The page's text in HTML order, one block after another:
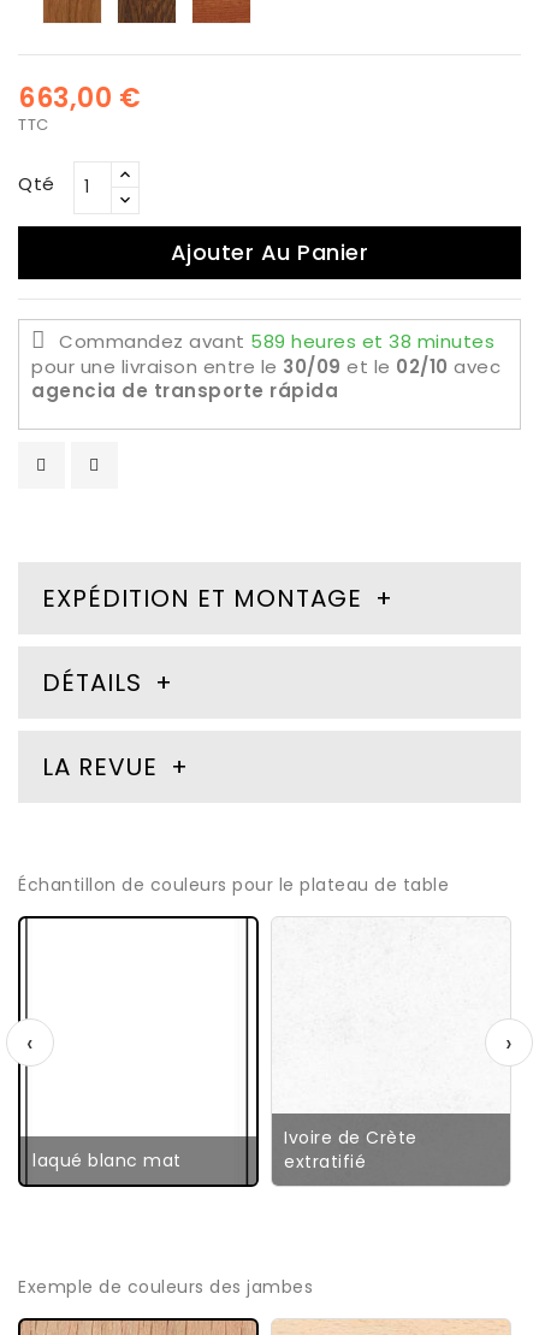
663,00 €
TTC
Qté
Ajouter Au Panier
Commandez avant 589 heures et 38 minutes
pour une livraison entre le 30/09 et le 02/10 avec
agencia de transporte rápida
EXPÉDITION ET MONTAGE
DÉTAILS
LA REVUE
Échantillon de couleurs pour le plateau de table
laqué blanc mat
Ivoire de Crète
extratifié
‹ ›
Exemple de couleurs des jambes